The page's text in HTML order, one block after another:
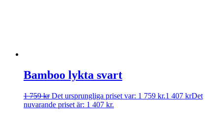
Bamboo lykta svart
1 759kr Det ursprungliga priset var: 1 759 kr.1 407 krDet
nuvarande priset är: 1 407 kr.